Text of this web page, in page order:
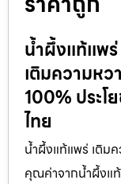
น้ำผึ้งแท้แพ
เติมความห
100% ประโ
ไทย
น้ำผึ้งแท้แพร่ เติม
คุณค่าจากน้ำผึ้งแ